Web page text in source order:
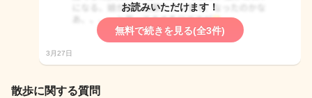
お読みいただけます！
無料で続きを見る(全3件)
3月27日
散歩に関する質問